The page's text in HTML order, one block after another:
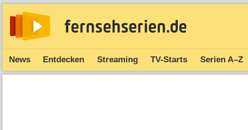
News Entdecken Streaming TV-Starts Serien A–Z